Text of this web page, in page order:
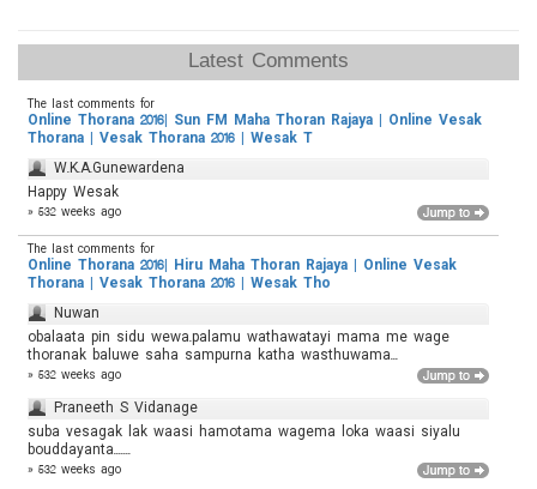
Latest Comments
The last comments for
Online Thorana 2016| Sun FM Maha Thoran Rajaya | Online Vesak
Thorana | Vesak Thorana 2016 | Wesak T
W.K.A.Gunewardena
Happy Wesak
» 532 weeks ago
The last comments for
Online Thorana 2016| Hiru Maha Thoran Rajaya | Online Vesak
Thorana | Vesak Thorana 2016 | Wesak Tho
Nuwan
obalaata pin sidu wewa.palamu wathawatayi mama me wage
thoranak baluwe saha sampurna katha wasthuwama...
» 532 weeks ago
Praneeth S Vidanage
suba vesagak lak waasi hamotama wagema loka waasi siyalu
bouddayanta.......
» 532 weeks ago